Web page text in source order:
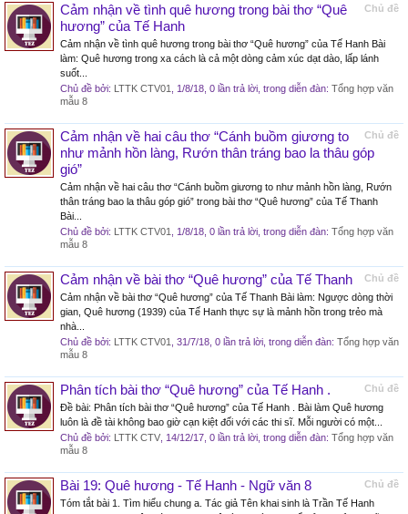
Chủ đề
Cảm nhận về tình quê hương trong bài thơ “Quê
hương” của Tế Hanh
Cảm nhận về tình quê hương trong bài thơ “Quê hương” của Tế Hanh Bài
làm: Quê hương trong xa cách là cả một dòng cảm xúc dạt dào, lấp lánh
suốt...
Chủ đề bởi: LTTK CTV01 1/8/18 , 0 lần trả lời, trong diễn đàn: Tổng hợp văn
mẫu 8
Chủ đề
Cảm nhận về hai câu thơ “Cánh buồm giương to
như mảnh hồn làng, Rướn thân tráng bao la thâu góp
gió”
Cảm nhận về hai câu thơ “Cánh buồm giương to như mảnh hồn làng, Rướn
thân tráng bao la thâu góp gió” trong bài thơ “Quê hương” của Tế Thanh
Bài...
Chủ đề bởi: LTTK CTV01 1/8/18 , 0 lần trả lời, trong diễn đàn: Tổng hợp văn
mẫu 8
Chủ đề
Cảm nhận về bài thơ “Quê hương” của Tế Thanh
Cảm nhận về bài thơ “Quê hương” của Tế Thanh Bài làm: Ngược dòng thời
gian, Quê hương (1939) của Tế Hanh thực sự là mảnh hồn trong trẻo mà
nhà...
Chủ đề bởi: LTTK CTV01 31/7/18 , 0 lần trả lời, trong diễn đàn: Tổng hợp văn
mẫu 8
Chủ đề
Phân tích bài thơ “Quê hương” của Tế Hanh .
Đề bài: Phân tích bài thơ “Quê hương” của Tế Hanh . Bài làm Quê hương
luôn là đề tài không bao giờ cạn kiệt đối với các thi sĩ. Mỗi người có một...
Chủ đề bởi: LTTK CTV 14/12/17 , 0 lần trả lời, trong diễn đàn: Tổng hợp văn
mẫu 8
Chủ đề
Bài 19: Quê hương - Tế Hanh - Ngữ văn 8
Tóm tắt bài 1. Tìm hiểu chung a. Tác giả Tên khai sinh là Trần Tế Hanh